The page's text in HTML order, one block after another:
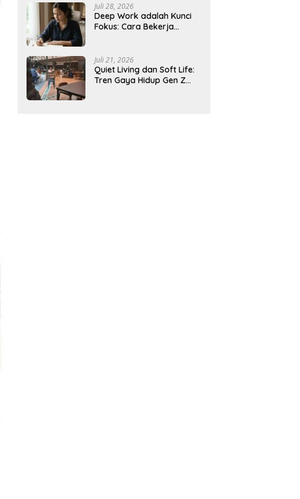
Juli 28, 2026
Deep Work adalah Kunci
Fokus: Cara Bekerja
Juli 21, 2026
Quiet Living dan Soft Life:
Tren Gaya Hidup Gen Z